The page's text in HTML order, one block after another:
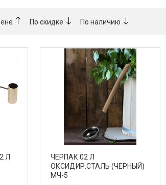
По скидке По наличию
Л
ЧЕРПАК 02 Л
ОКСИДИР.СТАЛЬ (ЧЕРНЫЙ)
МЧ-5